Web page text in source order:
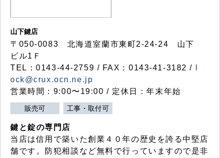
山下鍵店
〒050-0083 北海道室蘭市東町2-24-24 山下
ビル1Ｆ
TEL：0143-44-2759 / FAX：0143-41-3182 /
ock@crux.ocn.ne.jp
営業時間：9:00〜19:00 / 定休日：年末年始
販売可 工事・取付可
鍵と錠の専門店
当店は信用で築いた創業４０年の歴史を誇る中堅店
舗です。防犯相談など無料で行っていますので是非